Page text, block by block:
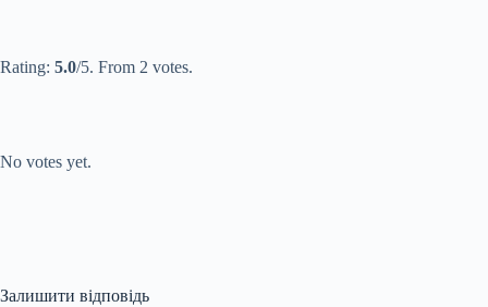
Rating: 5.0/5. From 2 votes.
No votes yet.
Залишити відповідь